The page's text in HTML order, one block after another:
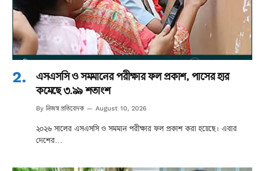
এসএসসি ও সমমানের পরীক্ষার ফল প্রকাশ, পাসের হার
কমেছে ৩.৯৯ শতাংশ
By নিজস্ব প্রতিবেদক August 10, 2026
২০২৬ সালের এসএসসি ও সমমান পরীক্ষার ফল প্রকাশ করা হয়েছে। এবার
দেশের…